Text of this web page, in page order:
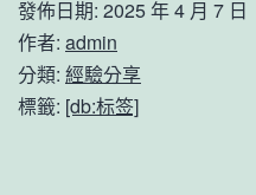
發佈日期: 2025 年 4 月 7 日
作者: admin
分類: 經驗分享
標籤: [db:标签]